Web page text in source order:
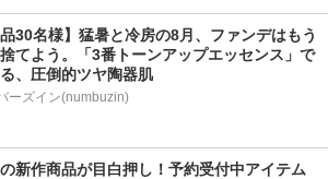
品30名様】猛暑と冷房の8月、ファンデはもう
てよう。「3番トーンアップエッセンス」で
、圧倒的ツヤ陶器肌
ーズイン(numbuzin)
新作商品が目白押し！予約受付中アイテム